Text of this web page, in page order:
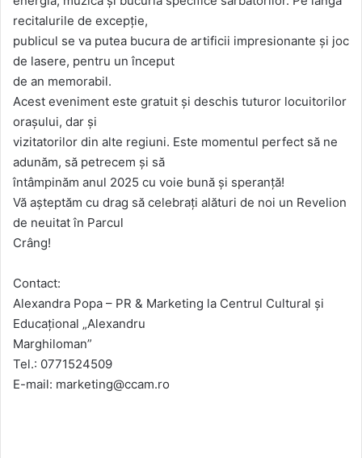
recitalurile de excepție,
publicul se va putea bucura de artificii impresionante și joc
de lasere, pentru un început
de an memorabil.
Acest eveniment este gratuit și deschis tuturor locuitorilor
orașului, dar și
vizitatorilor din alte regiuni. Este momentul perfect să ne
adunăm, să petrecem și să
întâmpinăm anul 2025 cu voie bună și speranță!
Vă așteptăm cu drag să celebrați alături de noi un Revelion
de neuitat în Parcul
Crâng!
Contact:
Alexandra Popa – PR & Marketing la Centrul Cultural și
Educațional „Alexandru
Marghiloman”
Tel.: 0771524509
E-mail: marketing@ccam.ro